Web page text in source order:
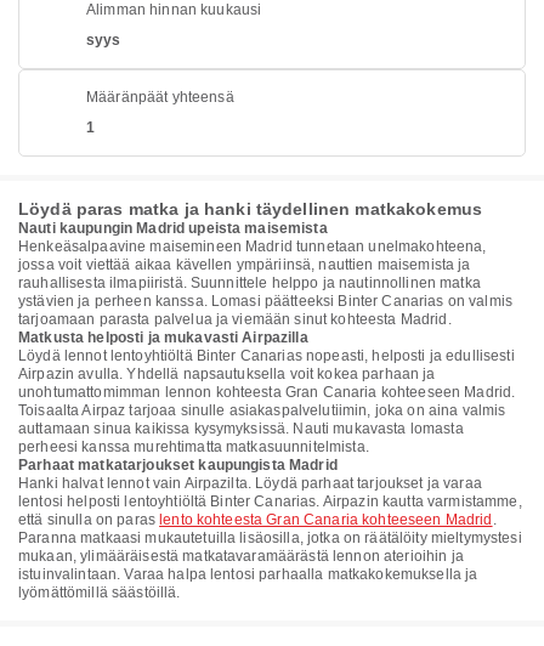
Alimman hinnan kuukausi
syys
Määränpäät yhteensä
1
Löydä paras matka ja hanki täydellinen matkakokemus
Nauti kaupungin Madrid upeista maisemista
Henkeäsalpaavine maisemineen Madrid tunnetaan unelmakohteena,
jossa voit viettää aikaa kävellen ympäriinsä, nauttien maisemista ja
rauhallisesta ilmapiiristä. Suunnittele helppo ja nautinnollinen matka
ystävien ja perheen kanssa. Lomasi päätteeksi Binter Canarias on valmis
tarjoamaan parasta palvelua ja viemään sinut kohteesta Madrid.
Matkusta helposti ja mukavasti Airpazilla
Löydä lennot lentoyhtiöltä Binter Canarias nopeasti, helposti ja edullisesti
Airpazin avulla. Yhdellä napsautuksella voit kokea parhaan ja
unohtumattomimman lennon kohteesta Gran Canaria kohteeseen Madrid.
Toisaalta Airpaz tarjoaa sinulle asiakaspalvelutiimin, joka on aina valmis
auttamaan sinua kaikissa kysymyksissä. Nauti mukavasta lomasta
perheesi kanssa murehtimatta matkasuunnitelmista.
Parhaat matkatarjoukset kaupungista Madrid
Hanki halvat lennot vain Airpazilta. Löydä parhaat tarjoukset ja varaa
lentosi helposti lentoyhtiöltä Binter Canarias. Airpazin kautta varmistamme,
että sinulla on paras lento kohteesta Gran Canaria kohteeseen Madrid .
Paranna matkaasi mukautetuilla lisäosilla, jotka on räätälöity mieltymystesi
mukaan, ylimääräisestä matkatavaramäärästä lennon aterioihin ja
istuinvalintaan. Varaa halpa lentosi parhaalla matkakokemuksella ja
lyömättömillä säästöillä.